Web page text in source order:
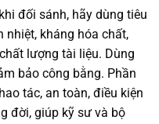
đối sánh, hãy dùng tiêu
kháng hóa chất,
lượng tài liệu. Dùng
bảo công bằng. Phần
tác, an toàn, điều kiện
đời, giúp kỹ sư và bộ